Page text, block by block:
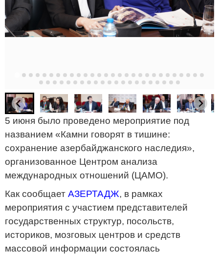
5 июня было проведено мероприятие под
названием «Камни говорят в тишине:
сохранение азербайджанского наследия»,
организованное Центром анализа
международных отношений (ЦАМО).
Как сообщает АЗЕРТАДЖ, в рамках
мероприятия с участием представителей
государственных структур, посольств,
историков, мозговых центров и средств
массовой информации состоялась